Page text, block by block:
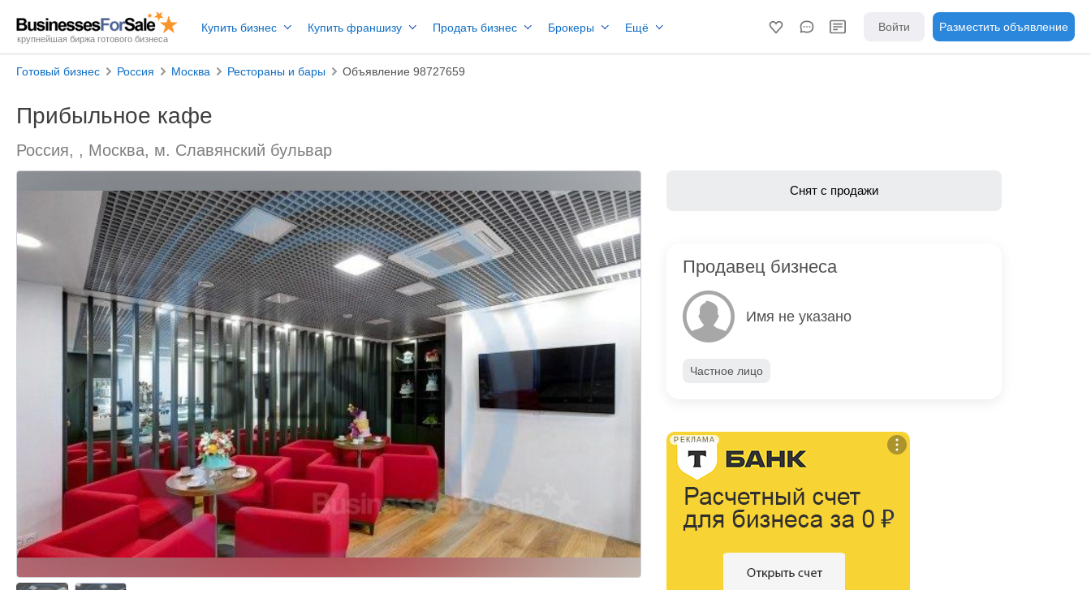
крупнейшая биржа готового бизнеса
Купить бизнес Купить франшизу Продать бизнес Брокеры Ещё Войти Разместить объявление
Готовый бизнес Россия Москва Рестораны и бары Объявление 98727659
Прибыльное кафе
Россия, , Москва, м. Славянский бульвар
Снят с продажи
Продавец бизнеса
Имя не указано
Частное лицо
РЕКЛАМА